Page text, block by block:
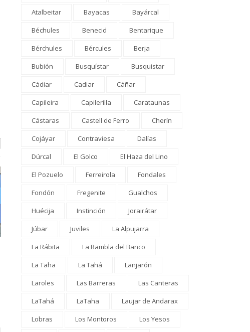
COMARCA
Un hombre de 52 años que
vivía en la calle fallece en...
CULTURA
Mecina Bombarón estrena
este sábado su I Ruta
Nocturna con...
Delia Molina
Atalbeitar
Bayacas
Bayárcal
Béchules
Benecid
Bentarique
Bérchules
Bércules
Berja
Bubión
Busquístar
Busquistar
Cádiar
Cadiar
Cáñar
Capileira
Capilerilla
Carataunas
Cástaras
Castell de Ferro
Cherín
Cojáyar
Contraviesa
Dalías
Dúrcal
El Golco
El Haza del Lino
El Pozuelo
Ferreirola
Fondales
Fondón
Fregenite
Gualchos
Huécija
Instinción
Jorairátar
Júbar
Juviles
La Alpujarra
La Rábita
La Rambla del Banco
La Taha
La Tahá
Lanjarón
Laroles
Las Barreras
Las Canteras
LaTahá
LaTaha
Laujar de Andarax
Lobras
Los Montoros
Los Yesos